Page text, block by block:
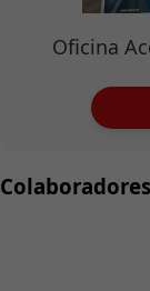
Oficina
Colaboradores